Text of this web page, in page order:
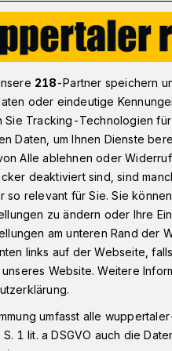
und Ausstellung im
Aktion
Verwaltungshaus
(22. November
mit
Aktion von
Dr. Stefan Kühn um
218-Partner speichern
oder eindeutige
Sie Tracking-Technologien
Daten, um Ihnen Dienste
Alle ablehnen oder
deaktiviert sind, sind
so relevant für Sie. Sie
zu ändern oder Ihre
am unteren Rand
links auf der Webseite,
Website. Weitere
umfasst alle
1 lit. a DSGVO auch die